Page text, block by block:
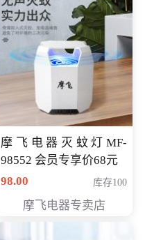
摩飞电器灭蚊灯MF-
98552 会员专享价68元
98.00
库存100
摩飞电器专卖店